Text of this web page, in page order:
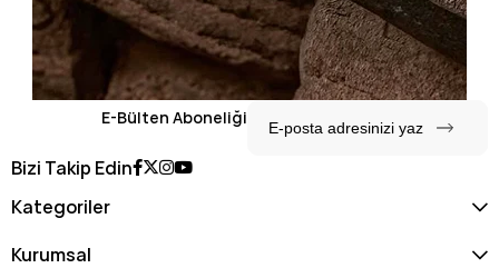
E-Bülten Aboneliği
Bizi Takip Edin
Kategoriler
Kurumsal